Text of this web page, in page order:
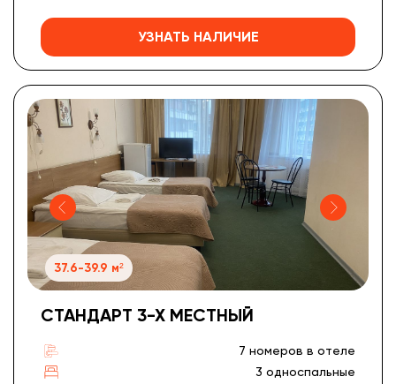
УЗНАТЬ НАЛИЧИЕ
37.6-39.9 м²
СТАНДАРТ 3-Х МЕСТНЫЙ
7 номеров в отеле
3 односпальные